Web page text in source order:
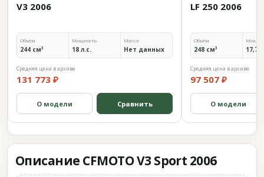
V3 2006
Объём
244 см³
Мощность
18 л.с.
Масса
Нет данных
Средняя цена в архиве
131 773 ₽
О модели Сравнить
LF 250 2006
Объём
248 см³ 17,7
Средняя цена в архиве
97 507 ₽
О модели
Описание CFMOTO V3 Sport 2006